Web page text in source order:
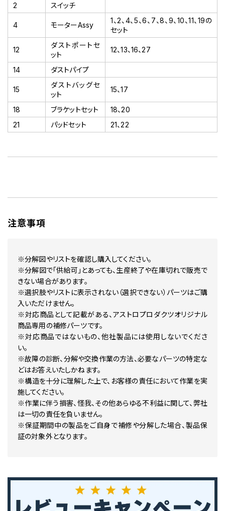
2 スイッチ
4 モーターAssy
1、2、4、5、6、7、8、9、10、11、19の
セット
12
ダストポートセ
ット
12、13、16、27
14 ダストパイプ
15
ダストバッグセ
ット
15、17
18 ブラケットセット
18、20
21
パッドセット 21、22
注意事項
※分解図やリストを確認し購入してください。
※分解図で「供給可」とあっても、生産終了や在庫切れで販売で
きない場合があります。
※選択肢やリストに表示されない（選択できない）パーツはご購
入いただけません。
※対応商品として記載がある、アストロプロダクツオリジナル
商品専用の補修パーツです。
※対応商品ではないもの、他社製品には使用しないでくださ
い。
※故障の診断、分解や交換作業の方法、必要なパーツの特定な
どはお答えいたしかねます。
※構造を十分に理解した上で、お客様の責任において作業を実
施してください。
※作業に伴う損害、怪我、その他あらゆる不利益に関して、弊社
は一切の責任を負いません。
※保証期間中の製品をご自身で補修や分解した場合、製品保
証の対象外となります。